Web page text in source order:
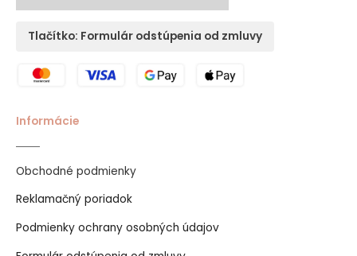
Tlačítko: Formulár odstúpenia od zmluvy
Informácie
Obchodné podmienky
Reklamačný poriadok
Podmienky ochrany osobných údajov